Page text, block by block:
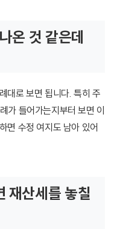
온 것 같은데
대로 보면 됩니다. 특히 주
가 들어가는지부터 보면 이
면 수정 여지도 남아 있어
재산세를 놓칠